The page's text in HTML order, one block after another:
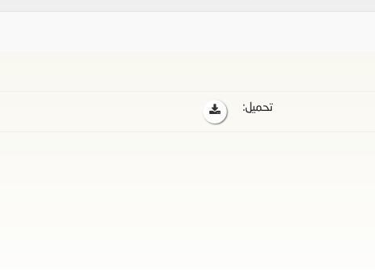
تحميل: